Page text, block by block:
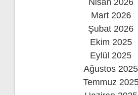
Mart 2026
Şubat 2026
Ekim 2025
Eylül 2025
Ağustos 2025
Temmuz